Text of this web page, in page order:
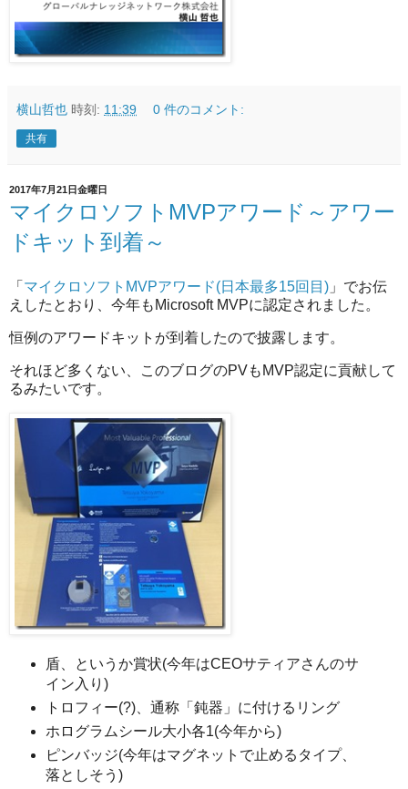
横山哲也 時刻: 11:39 0 件のコメント:
共有
2017年7月21日金曜日
マイクロソフトMVPアワード～アワー
ドキット到着～
「 マイクロソフトMVPアワード(日本最多15回目) 」でお伝
えしたとおり、今年もMicrosoft MVPに認定されました。
恒例のアワードキットが到着したので披露します。
それほど多くない、このブログのPVもMVP認定に貢献して
るみたいです。
盾、というか賞状(今年はCEOサティアさんのサ
イン入り)
トロフィー(?)、通称「鈍器」に付けるリング
ホログラムシール大小各1(今年から)
ピンバッジ(今年はマグネットで止めるタイプ、
落としそう)